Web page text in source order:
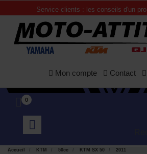
Service clients : les conseils d'un pro
Mon compte Contact
0
Accueil KTM 50cc KTM SX 50 2011